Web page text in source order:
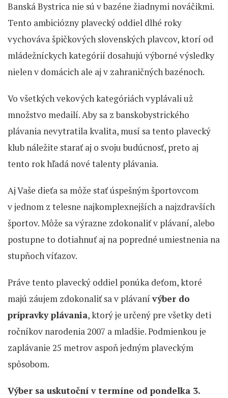
Banská Bystrica nie sú v bazéne žiadnymi nováčikmi.
Tento ambiciózny plavecký oddiel dlhé roky
vychováva špičkových slovenských plavcov, ktorí od
mládežníckych kategórií dosahujú výborné výsledky
nielen v domácich ale aj v zahraničných bazénoch.
Vo všetkých vekových kategóriách vyplávali už
množstvo medailí. Aby sa z banskobystrického
plávania nevytratila kvalita, musí sa tento plavecký
klub náležite starať aj o svoju budúcnosť, preto aj
tento rok hľadá nové talenty plávania.
Aj Vaše dieťa sa môže stať úspešným športovcom
v jednom z telesne najkomplexnejších a najzdravších
športov. Môže sa výrazne zdokonaliť v plávaní, alebo
postupne to dotiahnuť aj na popredné umiestnenia na
stupňoch víťazov.
Práve tento plavecký oddiel ponúka deťom, ktoré
majú záujem zdokonaliť sa v plávanívýber do
prípravky plávania, ktorý je určený pre všetky deti
ročníkov narodenia 2007 a mladšie. Podmienkou je
zaplávanie 25 metrov aspoň jedným plaveckým
spôsobom.
Výber sa uskutoční v termíne od pondelka 3.